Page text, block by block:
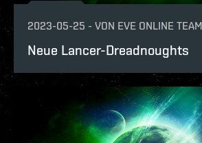
2023-05-25 - VON EVE ONLINE TEAM
Neue Lancer-Dreadnoughts